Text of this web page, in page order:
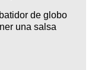
de globo
una salsa